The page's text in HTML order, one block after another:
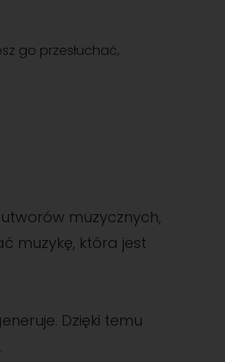
go przesłuchać,
muzycznych,
muzykę, która jest
Dzięki temu